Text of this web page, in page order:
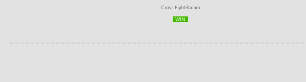
Cross Fight Radom
WIN